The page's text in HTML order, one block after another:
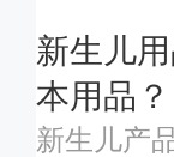
新生儿
本用品？
新生儿产